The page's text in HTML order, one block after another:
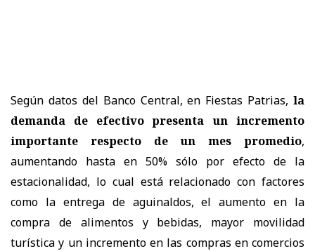
Según datos del Banco Central, en Fiestas Patrias, la
demanda de efectivo presenta un incremento
importante respecto de un mes promedio,
aumentando hasta en 50% sólo por efecto de la
estacionalidad, lo cual está relacionado con factores
como la entrega de aguinaldos, el aumento en la
compra de alimentos y bebidas, mayor movilidad
turística y un incremento en las compras en comercios